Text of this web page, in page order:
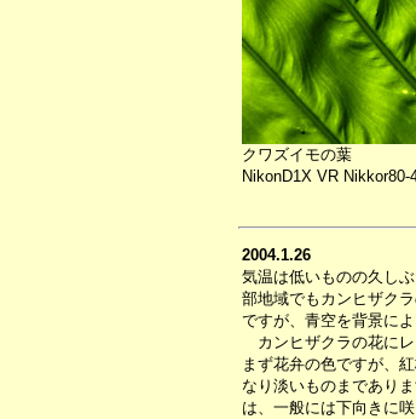
クワズイモの葉
NikonD1X VR Nikkor80-
2004.1.26
気温は低いものの久し
部地域でもカンヒザク
ですが、青空を背景によ
カンヒザクラの花にレ
まず花弁の色ですが、
なり淡いものまであり
は、一般には下向きに